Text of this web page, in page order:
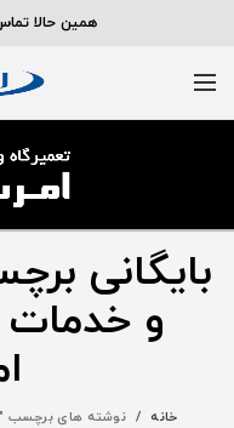
همین حالا تماس
بایگانی
و
خانه نوشته های برچسب